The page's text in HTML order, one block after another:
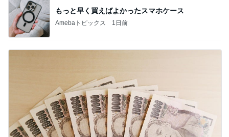
もっと早く買えばよかったスマホケース
Amebaトピックス 1日前